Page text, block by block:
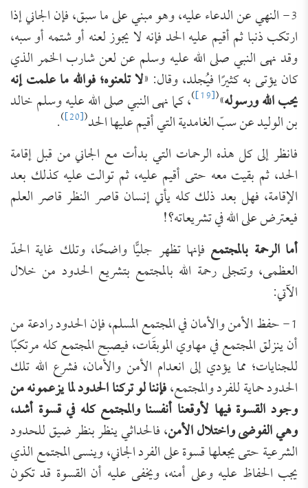
3- النهي عن الدعاء عليه، وهو مبني على ما سبق، فإن الجاني إذا
ارتكب ذنبا ثم أقيم عليه الحد فإنه لا يجوز لعنه أو شتمه أو سبه،
وقد نهى النبي صلى الله عليه وسلم عن لعن شارب الخمر الذي
كان يؤتى به كثيرًا فيُجلد، وقال: «لا تلعنوه؛ فوالله ما علمت إنه
يحب الله ورسوله»
(
[19]
)، كما نهى النبي صلى الله عليه وسلم خالد
بن الوليد عن سبّ الغامدية التي أقيم عليها الحد(
[20]
)
.
فانظر إلى كل هذه الرحمات التي بدأت مع الجاني من قبل إقامة
الحد، ثم بقيت معه حتى أقيم عليه، ثم توالت عليه كذلك بعد
الإقامة، فهل بعد ذلك كله يأتي إنسان قاصر النظر قاصر العلم
فيعترض على الله في تشريعاته؟!
أما الرحمة بالمجتمع فإنها تظهر جليًّا واضحًا، وتلك غاية الحدّ
العظمى، وتتجلى رحمة الله بالمجتمع بتشريع الحدود من خلال
الآتي:
1- حفظ الأمن والأمان في المجتمع المسلم، فإن الحدود رادعة من
أن ينزلق المجتمع في مهاوي الموبقَات، فيصبح المجتمع كله مرتكبًا
للجنايات؛ مما يؤدي إلى انعدام الأمن والأمان، فشرع الله تلك
الحدود حماية للفرد والمجتمع،فإننا لو تركنا الحدود لما يزعمونه من
وجود القسوة فيها لأوقعنا أنفسنا والمجتمع كله في قسوة أشد،
وهي الفوضى واختلال الأمن، فالحداثي ينظر بنظر ضيق للحدود
الشرعية حتى يجعلها قسوة على الفرد الجاني، وينسى المجتمع الذي
يجب الحفاظ عليه وعلى أمنه، ويخفى عليه أن القسوة قد تكون